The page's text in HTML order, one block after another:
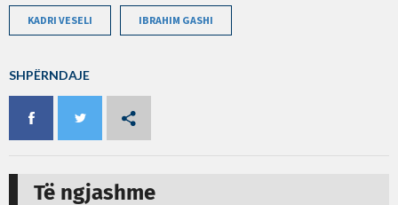
KADRI VESELI IBRAHIM GASHI
SHPËRNDAJE
Të ngjashme